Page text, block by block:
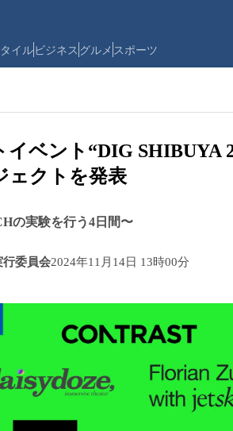
イルビジネス グルメ スポーツ
ベント“DIG SHIBUYA
ェクトを発表
の実験を行う4日間〜
委員会2024年11月14日 13時00分